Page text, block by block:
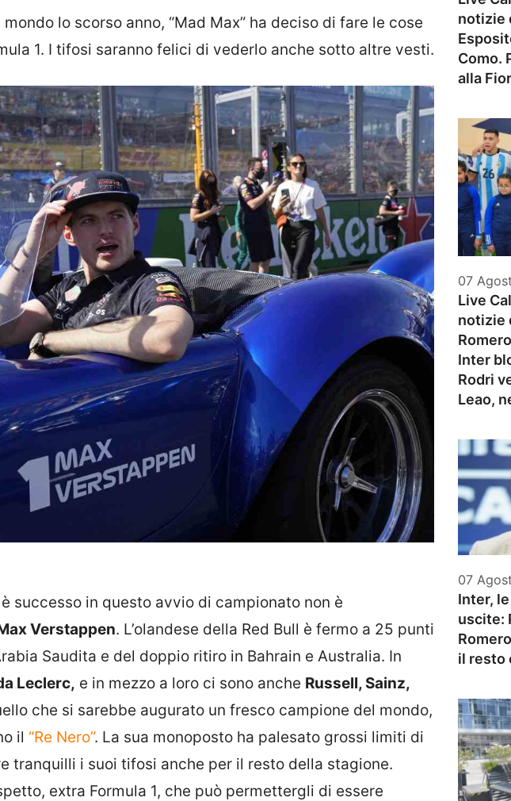
lo scorso anno, “Mad Max” ha deciso di fare le cose
1. I tifosi saranno felici di vederlo anche sotto altre vesti.
successo in questo avvio di campionato non è
Verstappen. L’olandese della Red Bull è fermo a 25 punti
Saudita e del doppio ritiro in Bahrain e Australia. In
Leclerc, e in mezzo a loro ci sono anche Russell, Sainz,
che si sarebbe augurato un fresco campione del mondo,
il “Re Nero”. La sua monoposto ha palesato grossi limiti di
tranquilli i suoi tifosi anche per il resto della stagione.
extra Formula 1, che può permettergli di essere
notizie
Como.
alla
07
Live
notizie
Inter
Rodri
Leao,
07
Inter,
uscite:
il resto